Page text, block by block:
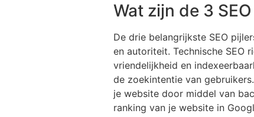
Wat zijn de 3
De drie belangrijkste SEO
en autoriteit. Technische SEO
vriendelijkheid en
de zoekintentie van
je website door middel van
ranking van je website in